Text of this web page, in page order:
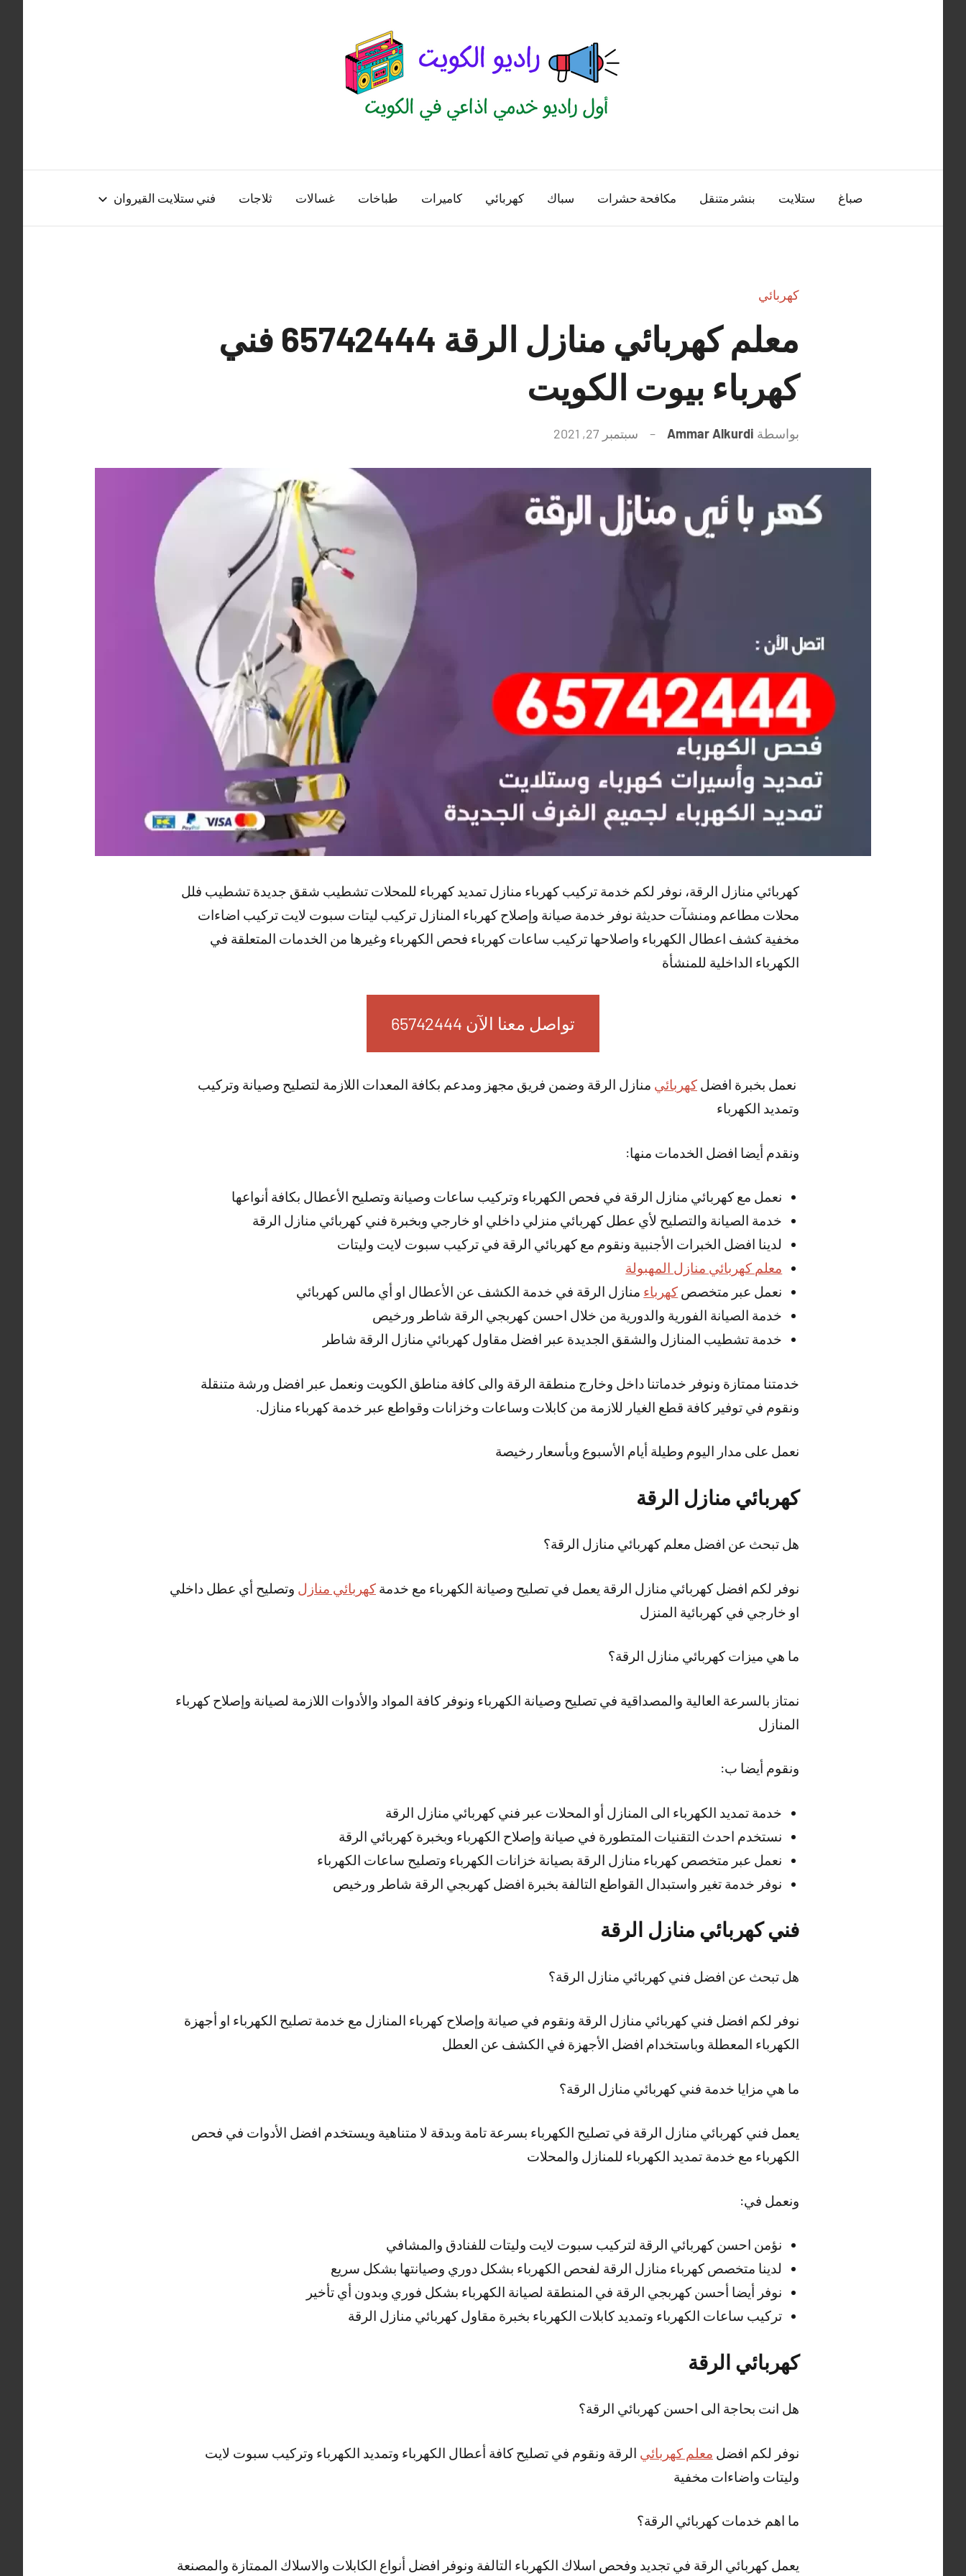
الكويت
منصة
اذاعية
صباغ ستلايت بنشر متنقل مكافحة حشرات سباك كهربائي كاميرات طباخات غسالات ثلاجات فني ستلايت القيروان
كهربائي
معلم كهربائي منازل الرقة 65742444 فني
كهرباء بيوت الكويت
بواسطة Ammar Alkurdi سبتمبر 27, 2021
كهربائي منازل الرقة، نوفر لكم خدمة تركيب كهرباء منازل تمديد كهرباء للمحلات تشطيب شقق جديدة تشطيب فلل
محلات مطاعم ومنشآت حديثة نوفر خدمة صيانة وإصلاح كهرباء المنازل تركيب ليتات سبوت لايت تركيب اضاءات
مخفية كشف اعطال الكهرباء واصلاحها تركيب ساعات كهرباء فحص الكهرباء وغيرها من الخدمات المتعلقة في
الكهرباء الداخلية للمنشأة
تواصل معنا الآن 65742444
نعمل بخبرة افضل كهربائي منازل الرقة وضمن فريق مجهز ومدعم بكافة المعدات اللازمة لتصليح وصيانة وتركيب
وتمديد الكهرباء
ونقدم أيضا افضل الخدمات منها:
نعمل مع كهربائي منازل الرقة في فحص الكهرباء وتركيب ساعات وصيانة وتصليح الأعطال بكافة أنواعها
خدمة الصيانة والتصليح لأي عطل كهربائي منزلي داخلي او خارجي وبخبرة فني كهربائي منازل الرقة
لدينا افضل الخبرات الأجنبية ونقوم مع كهربائي الرقة في تركيب سبوت لايت وليتات
معلم كهربائي منازل المهبولة
نعمل عبر متخصص كهرباء منازل الرقة في خدمة الكشف عن الأعطال او أي مالس كهربائي
خدمة الصيانة الفورية والدورية من خلال احسن كهربجي الرقة شاطر ورخيص
خدمة تشطيب المنازل والشقق الجديدة عبر افضل مقاول كهربائي منازل الرقة شاطر
خدمتنا ممتازة ونوفر خدماتنا داخل وخارج منطقة الرقة والى كافة مناطق الكويت ونعمل عبر افضل ورشة متنقلة
ونقوم في توفير كافة قطع الغيار للازمة من كابلات وساعات وخزانات وقواطع عبر خدمة كهرباء منازل.
نعمل على مدار اليوم وطيلة أيام الأسبوع وبأسعار رخيصة
كهربائي منازل الرقة
هل تبحث عن افضل معلم كهربائي منازل الرقة؟
نوفر لكم افضل كهربائي منازل الرقة يعمل في تصليح وصيانة الكهرباء مع خدمة كهربائي منازل وتصليح أي عطل داخلي
او خارجي في كهربائية المنزل
ما هي ميزات كهربائي منازل الرقة؟
نمتاز بالسرعة العالية والمصداقية في تصليح وصيانة الكهرباء ونوفر كافة المواد والأدوات اللازمة لصيانة وإصلاح كهرباء
المنازل
ونقوم أيضا ب:
خدمة تمديد الكهرباء الى المنازل أو المحلات عبر فني كهربائي منازل الرقة
نستخدم احدث التقنيات المتطورة في صيانة وإصلاح الكهرباء وبخبرة كهربائي الرقة
نعمل عبر متخصص كهرباء منازل الرقة بصيانة خزانات الكهرباء وتصليح ساعات الكهرباء
نوفر خدمة تغير واستبدال القواطع التالفة بخبرة افضل كهربجي الرقة شاطر ورخيص
فني كهربائي منازل الرقة
هل تبحث عن افضل فني كهربائي منازل الرقة؟
نوفر لكم افضل فني كهربائي منازل الرقة ونقوم في صيانة وإصلاح كهرباء المنازل مع خدمة تصليح الكهرباء او أجهزة
الكهرباء المعطلة وباستخدام افضل الأجهزة في الكشف عن العطل
ما هي مزايا خدمة فني كهربائي منازل الرقة؟
يعمل فني كهربائي منازل الرقة في تصليح الكهرباء بسرعة تامة وبدقة لا متناهية ويستخدم افضل الأدوات في فحص
الكهرباء مع خدمة تمديد الكهرباء للمنازل والمحلات
ونعمل في:
نؤمن احسن كهربائي الرقة لتركيب سبوت لايت وليتات للفنادق والمشافي
لدينا متخصص كهرباء منازل الرقة لفحص الكهرباء بشكل دوري وصيانتها بشكل سريع
نوفر أيضا أحسن كهربجي الرقة في المنطقة لصيانة الكهرباء بشكل فوري وبدون أي تأخير
تركيب ساعات الكهرباء وتمديد كابلات الكهرباء بخبرة مقاول كهربائي منازل الرقة
كهربائي الرقة
هل انت بحاجة الى احسن كهربائي الرقة؟
نوفر لكم افضل معلم كهربائي الرقة ونقوم في تصليح كافة أعطال الكهرباء وتمديد الكهرباء وتركيب سبوت لايت
وليتات واضاءات مخفية
ما اهم خدمات كهربائي الرقة؟
يعمل كهربائي الرقة في تجديد وفحص اسلاك الكهرباء التالفة ونوفر افضل أنواع الكابلات والاسلاك الممتازة والمصنعة